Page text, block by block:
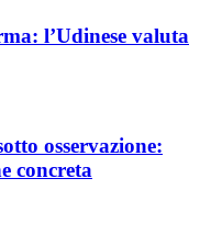
l’Udinese valuta
osservazione:
concreta